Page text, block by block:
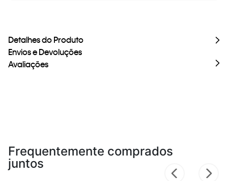
Detalhes do Produto
Envios e Devoluções
Avaliações
Frequentemente comprados
juntos